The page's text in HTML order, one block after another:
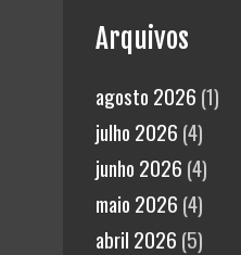
Arquivos
agosto 2026 (1)
julho 2026 (4)
junho 2026 (4)
maio 2026 (4)
abril 2026 (5)